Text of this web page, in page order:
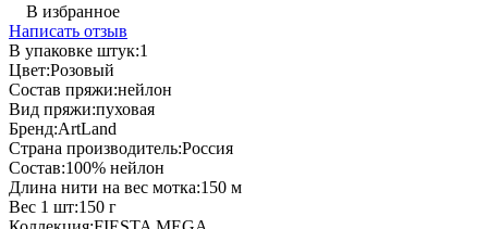
В избранное
Написать отзыв
В упаковке штук:1
Цвет:Розовый
Состав пряжи:нейлон
Вид пряжи:пуховая
Бренд:ArtLand
Страна производитель:Россия
Состав:100% нейлон
Длина нити на вес мотка:150 м
Вес 1 шт:150 г